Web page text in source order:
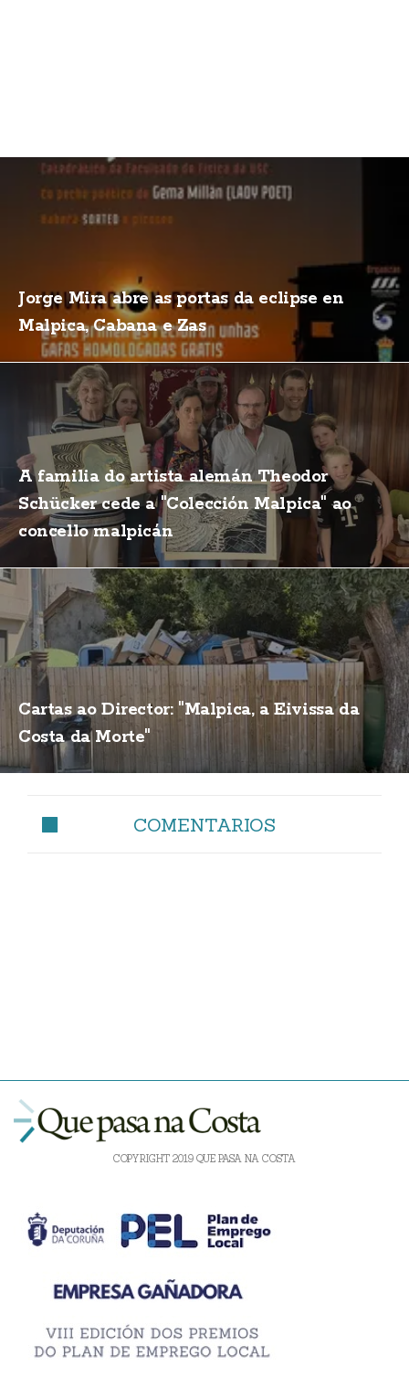
Jorge Mira abre as portas da eclipse en
Malpica, Cabana e Zas
A familia do artista alemán Theodor
Schücker cede a "Colección Malpica" ao
concello malpicán
Cartas ao Director: "Malpica, a Eivissa da
Costa da Morte"
COMENTARIOS
COPYRIGHT 2019 QUE PASA NA COSTA